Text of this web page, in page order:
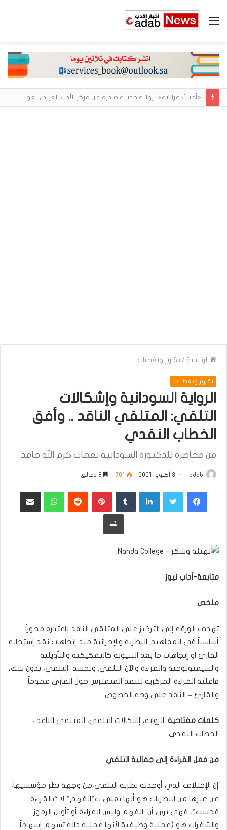
القائمة
الرئيسية / تقارير وتغطيات
تقارير وتغطيات
الرواية السودانية وإشكالات
التلقي: المتلقي الناقد .. وأفق
الخطاب النقدي
من محاضره للدكتوره السودانيه نعمات كرم الله حامد
adab 3 أكتوبر، 2021 701
فيسبوكتويتر لينكدإن ‏Tumblr بينتيريست
‏Reddit واتساب مشاركة عبر البريد
طباعة
متابعة-آداب نيوز
ملخص
تهدف الورقة إلى التركيز على المتلقي الناقد باعتباره محوراً
أساسياً في المفاهيم النظرية والإجرائية منذ إتجاهات نقد إستجابة
القارئ او إتجاهات ما بعد البنيوية كالتفكيكية والتأويلية
والسيميولوجية والقراءة والآن التلقي. ويجسد التلقي، بدون شك،
فاعلية القراءة المركزية للنقد المتمترس حول القارئ عموماً
والقارئ – الناقد على وجه الخصوص.
كلمات مفتاحية: الرواية، إشكالات التلقي، المتلقي الناقد ،
الخطاب النقدي.
من فعل القراءة إلى جمالية التلقي
إن الإختلاف الذي أوجدته نظرية التلقي،من وجهة نظر مؤسسيها،
عن غيرها من النظريات هو أنها تعني ب”الفهم” لا “بالقراءة
فحسب”، فهي ترى أن الفهم وليس القراءة أو تأويل الرموز
والشفرات هو (عملية وظيفية لأنها عملية دالة تسهم إسهاماً